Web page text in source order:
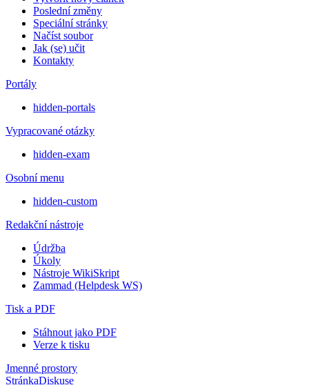
Poslední změny
Speciální stránky
Načíst soubor
Jak (se) učit
Kontakty
Portály
hidden-portals
Vypracované otázky
hidden-exam
Osobní menu
hidden-custom
Redakční nástroje
Údržba
Úkoly
Nástroje WikiSkript
Zammad (Helpdesk WS)
Tisk a PDF
Stáhnout jako PDF
Verze k tisku
Jmenné prostory
StránkaDiskuse